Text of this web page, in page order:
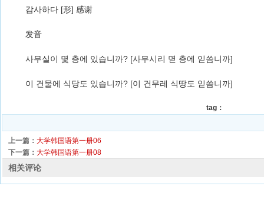
감사하다 [形] 感谢
发音
사무실이 몇 층에 있습니까? [사무시리 멷 층에 읻씀니까]
이 건물에 식당도 있습니까? [이 건무레 식땅도 읻씀니까]
tag：
上一篇： 大学韩国语第一册06
下一篇： 大学韩国语第一册08
相关评论